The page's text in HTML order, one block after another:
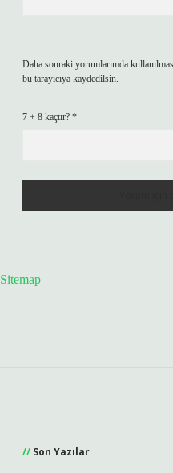
Daha sonraki yorumlarımda
bu tarayıcıya kaydedilsin.
7 + 8 kaçtır? *
Sitemap
Son Yazılar